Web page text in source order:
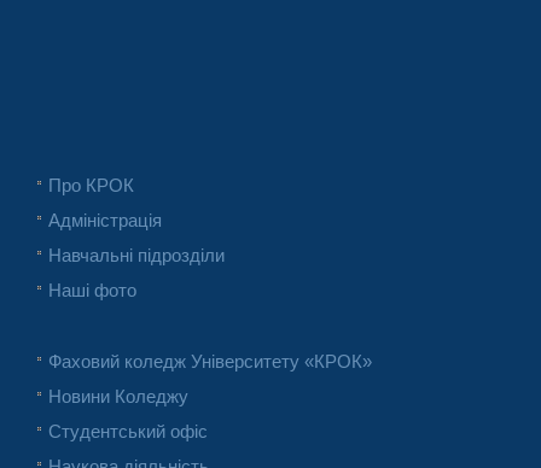
Про КРОК
Адміністрація
Навчальні підрозділи
Наші фото
Фаховий коледж Університету «КРОК»
Новини Коледжу
Студентський офіс